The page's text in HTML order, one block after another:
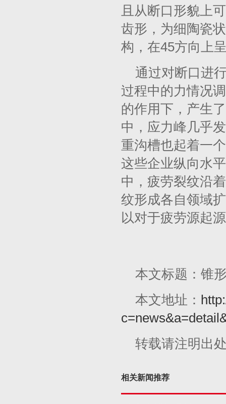
且从断口形貌上
齿形，为细陶瓷
构，在45方向上
通过对断口进
过程中的力情况
的作用下，产生
中，应力峰几乎
重沟槽也起着一
这些企业纵向水
中，疲劳裂纹沿
纹形成各自领域
以对于疲劳源起
本文标题：锥
本文地址：
转载请注明出
相关新闻推荐